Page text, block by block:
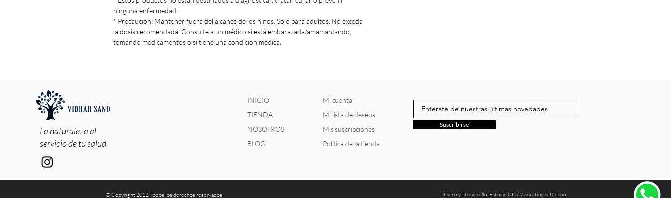
ninguna enfermedad.
* Precaución: Mantener fuera del alcance de los niños. Sólo para adultos. No exceda
la dosis recomendada. Consulte a un médico si está embarazada/amamantando,
tomando medicamentos o si tiene una condición médica.
La naturaleza al
servicio de tu salud
INICIO
TIENDA
NOSOTROS
BLOG
Mi cuenta
Mi lista de deseos
Mis suscripciones
Política de la tienda
Suscribirse
© Copyright 2012, Todos los derechos reservados Diseño y Desarrollo, Estudio CKS Marketing & Diseño